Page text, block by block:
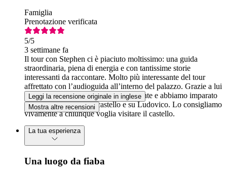
Famiglia
Prenotazione verificata
5/5
3 settimane fa
Il tour con Stephen ci è piaciuto moltissimo: una guida
straordinaria, piena di energia e con tantissime storie
interessanti da raccontare. Molto più interessante del tour
affrettato con l’audioguida all’interno del palazzo. Grazie a lui
è stata un’esperienza davvero appagante e abbiamo imparato
davvero tante cose sul castello e su Ludovico. Lo consigliamo
vivamente a chiunque voglia visitare il castello.
Leggi la recensione originale in inglese
Mostra altre recensioni
La tua esperienza
Una luogo da fiaba